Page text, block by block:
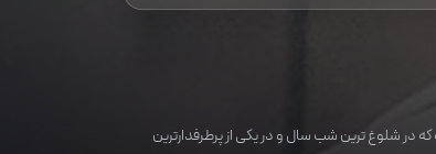
در شلوغ ترین شب سال و در یکی از پرطرفدارترین